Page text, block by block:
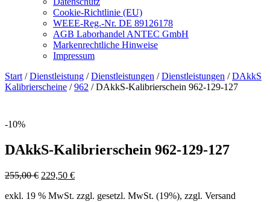
Cookie-Richtlinie (EU)
WEEE-Reg.-Nr. DE 89126178
AGB Laborhandel ANTEC GmbH
Markenrechtliche Hinweise
Impressum
Start /Dienstleistung /Dienstleistungen /Dienstleistungen /DAkkS
Kalibrierscheine /962 / DAkkS-Kalibrierschein 962-129-127
-10%
DAkkS-Kalibrierschein 962-129-127
255,00€ Ursprünglicher
war:
229,50 €Aktueller
ist:
exkl. 19 % MwSt. zzgl. gesetzl. MwSt. (19%), zzgl. Versand